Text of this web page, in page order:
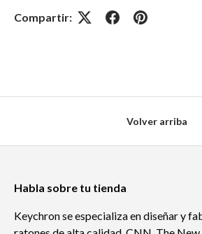
Compartir:
Volver arriba
Habla sobre tu tienda
Keychron se especializa en diseñar y